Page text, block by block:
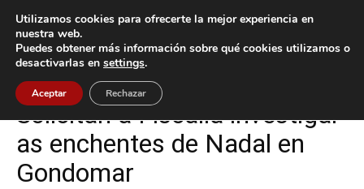
Inicio Gondomar
Gondomar Sucesos
Solicitan á Fiscalía investigar
as enchentes de Nadal en
Gondomar
Utilizamos cookies para ofrecerte la mejor experiencia en
nuestra web.
Puedes obtener más información sobre qué cookies utilizamos o
desactivarlas en settings.
Aceptar Rechazar